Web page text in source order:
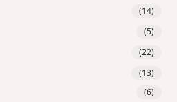
(14)
(5)
(22)
(13)
(6)